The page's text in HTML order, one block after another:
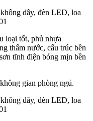
loại tốt, phủ nhựa
thấm nước, cấu trúc bền
tĩnh điện bóng mịn bền
gian phòng ngủ.